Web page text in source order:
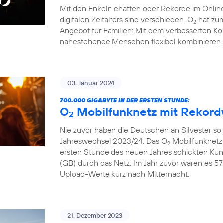
Mit den Enkeln chatten oder Rekorde im
digitalen Zeitalters sind verschieden. O2 hat
Angebot für Familien: Mit dem verbesserten
nahestehende Menschen flexibel
03. Januar 2024
700.000 GIGABYTE IN DER ERSTEN STUNDE:
O2 Mobilfunknetz mit
Nie zuvor haben die Deutschen an Silvester
Jahreswechsel 2023/24. Das O2
ersten Stunde des neuen Jahres schickten
(GB) durch das Netz. Im Jahr zuvor waren es
Upload-Werte kurz nach Mitternacht.
21. Dezember 2023